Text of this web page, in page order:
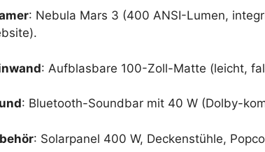
: Nebula Mars 3 (400 ANSI-Lumen,
: Aufblasbare 100-Zoll-Matte (leicht,
: Bluetooth-Soundbar mit 40 W (Dolby-
: Solarpanel 400 W, Deckenstühle,